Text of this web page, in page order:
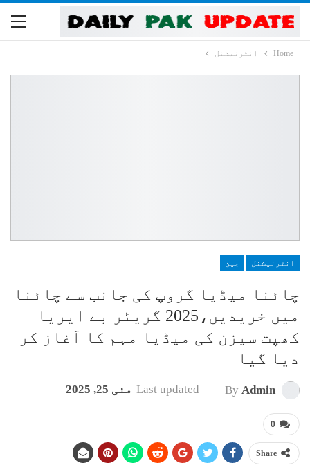
Home انٹرنیشنل
انٹرنیشنل چین
چائنا میڈیا گروپ کی جانب سے چائنا
میں خریدیں،2025 گریٹر بے ایریا
کھپت سیزن کی میڈیا مہم کا آغاز کر
دیا گیا
By Admin
Last updated مئی 25, 2025
0
Share